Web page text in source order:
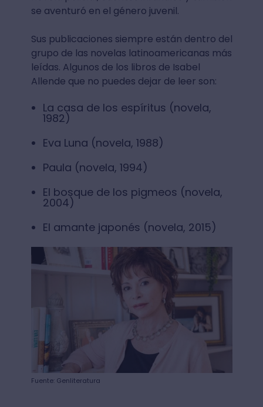
se aventuró en el género juvenil.
Sus publicaciones siempre están dentro del
grupo de las novelas latinoamericanas más
leídas. Algunos de los libros de Isabel
Allende que no puedes dejar de leer son:
La casa de los espíritus (novela,
1982)
Eva Luna (novela, 1988)
Paula (novela, 1994)
El bosque de los pigmeos (novela,
2004)
El amante japonés (novela, 2015)
Fuente: Genliteratura